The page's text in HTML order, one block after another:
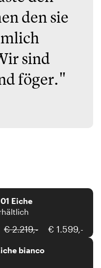
den sie
sind
föger."
Eiche
€ 2.219,- € 1.599,-
Forcher
bianco